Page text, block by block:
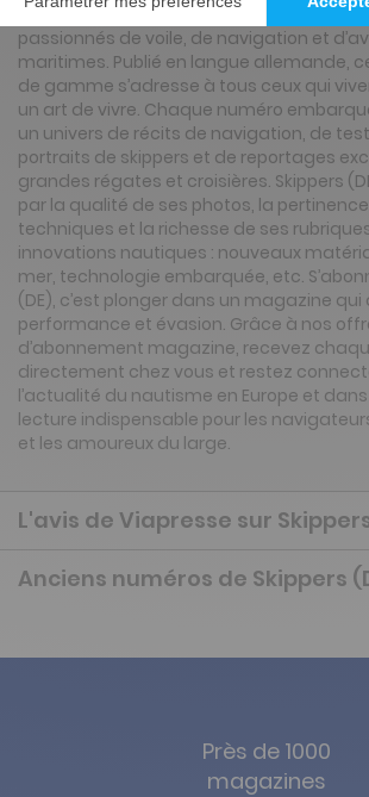
Skippers (DE) est la référence
passionnés de voile, de navigation et
maritimes. Publié en langue allemande,
de gamme s’adresse à tous ceux qui
un art de vivre. Chaque numéro
un univers de récits de navigation, de
portraits de skippers et de reportages
grandes régates et croisières. Skippers
par la qualité de ses photos, la
techniques et la richesse de ses
innovations nautiques : nouveaux
mer, technologie embarquée, etc.
(DE), c’est plonger dans un magazine qui
performance et évasion. Grâce à nos
d’abonnement magazine, recevez
directement chez vous et restez
l’actualité du nautisme en Europe et
lecture indispensable pour les
et les amoureux du large.
L'avis de Viapresse sur
Anciens numéros de Skippers
Près de 1000
magazines